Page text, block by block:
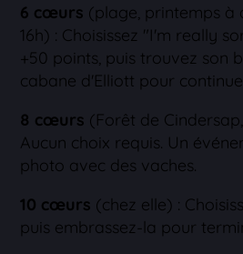
6 cœurs (plage, printemps à
16h) : Choisissez "I'm really
+50 points, puis trouvez son
cabane d'Elliott pour
8 cœurs (Forêt de
Aucun choix requis. Un
photo avec des vaches.
10 cœurs (chez elle) :
puis embrassez-la pour